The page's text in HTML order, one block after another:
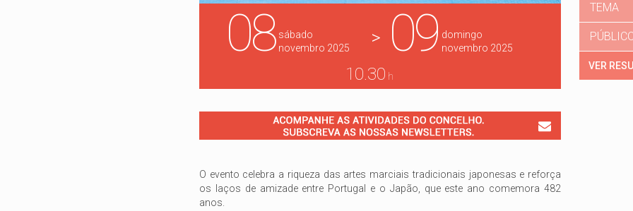
08 sábado
novembro 2025 > 09 domingo
novembro 2025
10.30 h
O evento celebra a riqueza das artes marciais tradicionais japonesas e reforça
os laços de amizade entre Portugal e o Japão, que este ano comemora 482
anos.
TEMA